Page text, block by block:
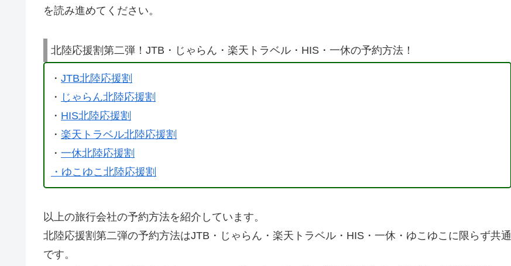
を読み進めてください。
北陸応援割第二弾！JTB・じゃらん・楽天トラベル・HIS・一休の予約方法！
・ JTB北陸応援割
・ じゃらん北陸応援割
・ HIS北陸応援割
・ 楽天トラベル北陸応援割
・ 一休北陸応援割
・ ゆこゆこ北陸応援割
以上の旅行会社の予約方法を紹介しています。
北陸応援割第二弾の予約方法はJTB・じゃらん・楽天トラベル・HIS・一休・ゆこゆこに限らず共通
です。